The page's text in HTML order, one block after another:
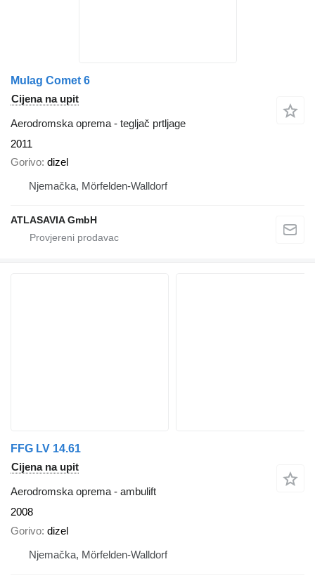
Mulag Comet 6
Cijena na upit
Aerodromska oprema - tegljač prtljage
2011
Gorivo dizel
Njemačka, Mörfelden-Walldorf
ATLASAVIA GmbH
FFG LV 14.61
Cijena na upit
Aerodromska oprema - ambulift
2008
Gorivo dizel
Njemačka, Mörfelden-Walldorf